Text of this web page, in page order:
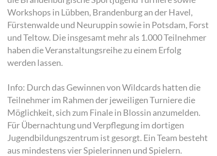
Workshops in Lübben, Brandenburg an der Havel,
Fürstenwalde und Neuruppin sowie in Potsdam, Forst
und Teltow. Die insgesamt mehr als 1.000 Teilnehmer
haben die Veranstaltungsreihe zu einem Erfolg
werden lassen.
Info: Durch das Gewinnen von Wildcards hatten die
Teilnehmer im Rahmen der jeweiligen Turniere die
Möglichkeit, sich zum Finale in Blossin anzumelden.
Für Übernachtung und Verpflegung im dortigen
Jugendbildungszentrum ist gesorgt. Ein Team besteht
aus mindestens vier Spielerinnen und Spielern.